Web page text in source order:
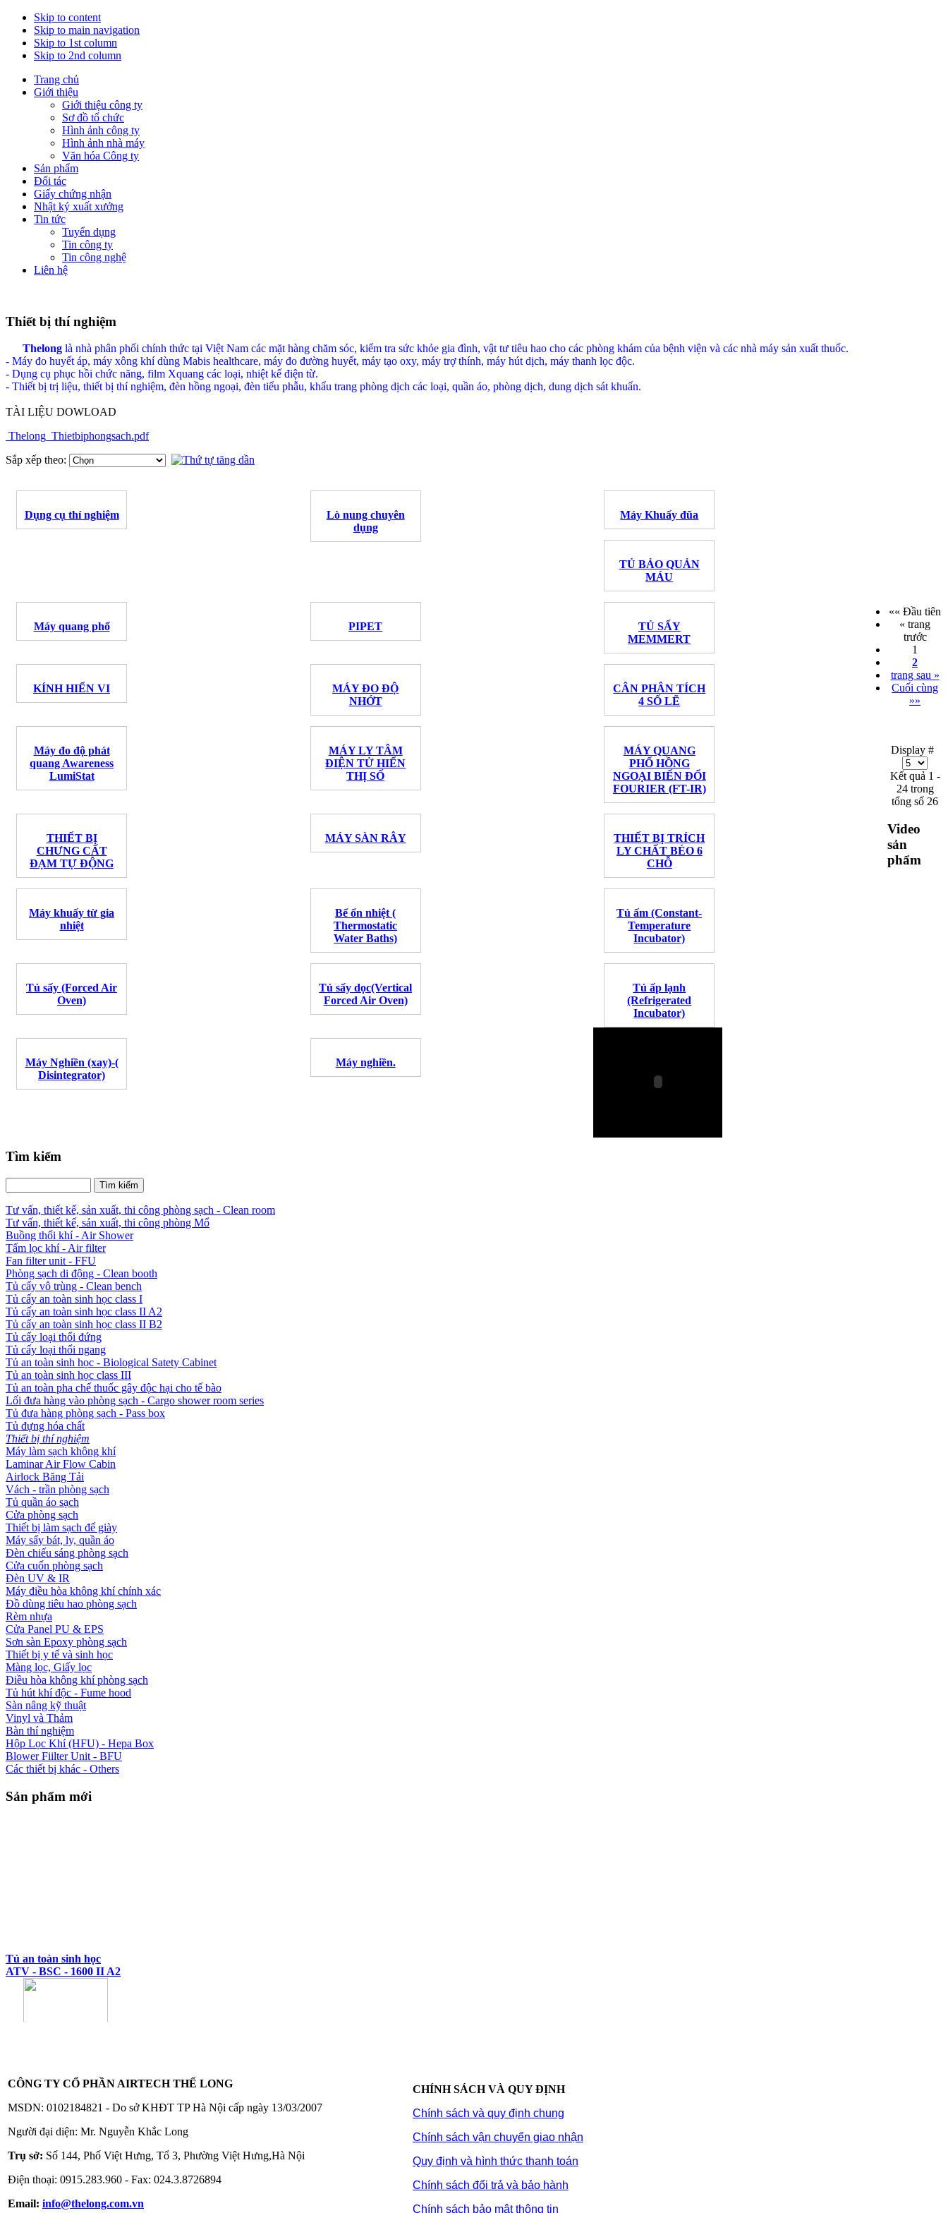
Skip to content
Skip to main navigation
Skip to 1st column
Skip to 2nd column
Trang chủ
Giới thiệu
Giới thiệu công ty
Sơ đồ tổ chức
Hình ảnh công ty
Hình ảnh nhà máy
Văn hóa Công ty
Sản phẩm
Đối tác
Giấy chứng nhận
Nhật ký xuất xưởng
Tin tức
Tuyển dụng
Tin công ty
Tin công nghệ
Liên hệ
Thiết bị thí nghiệm
Thelong là nhà phân phối chính thức tại Việt Nam các mặt hàng chăm sóc, kiểm tra sức khỏe gia đình, vật tư tiêu hao cho các phòng khám của bệnh viện và các nhà máy sản xuất thuốc.
- Máy đo huyết áp, máy xông khí dùng Mabis healthcare, máy đo đường huyết, máy tạo oxy, máy trợ thính, máy hút dịch, máy thanh lọc độc.
- Dụng cụ phục hồi chức năng, film Xquang các loại, nhiệt kế điện từ.
- Thiết bị trị liệu, thiết bị thí nghiệm, đèn hồng ngoại, đèn tiểu phẫu, khẩu trang phòng dịch các loại, quần áo, phòng dịch, dung dịch sát khuẩn.
TÀI LIỆU DOWLOAD
Thelong_Thietbiphongsach.pdf
Sắp xếp theo:
Dụng cụ thí nghiệm
Lò nung chuyên
dụng
Máy Khuấy đũa
TỦ BẢO QUẢN
MÁU
Máy quang phổ PIPET
TỦ SẤY
MEMMERT
KÍNH HIỂN VI
MÁY ĐO ĐỘ
NHỚT
CÂN PHÂN TÍCH
4 SỐ LẼ
Máy đo độ phát
quang Awareness
LumiStat
MÁY LY TÂM
ĐIỆN TỬ HIỂN
THỊ SỐ
MÁY QUANG
PHỔ HỒNG
NGOẠI BIẾN ĐỔI
FOURIER (FT-IR)
THIẾT BỊ
CHƯNG CẤT
ĐẠM TỰ ĐỘNG
MÁY SÀN RÂY
THIẾT BỊ TRÍCH
LY CHẤT BÉO 6
CHỖ
Máy khuấy từ gia
nhiệt
Bể ổn nhiệt (
Thermostatic
Water Baths)
Tủ ấm (Constant-
Temperature
Incubator)
Tủ sấy (Forced Air
Oven)
Tủ sấy dọc(Vertical
Forced Air Oven)
Tủ ấp lạnh
(Refrigerated
Incubator)
Máy Nghiền (xay)-(
Disintegrator)
Máy nghiền.
«« Đầu tiên
« trang
trước
1
2
trang sau »
Cuối cùng
»»
Display #
Kết quả 1 -
24 trong
tổng số 26
Video
sản
phẩm
Tìm kiếm
Tư vấn, thiết kế, sản xuất, thi công phòng sạch - Clean room
Tư vấn, thiết kế, sản xuất, thi công phòng Mổ
Buồng thổi khí - Air Shower
Tấm lọc khí - Air filter
Fan filter unit - FFU
Phòng sạch di động - Clean booth
Tủ cấy vô trùng - Clean bench
Tủ cấy an toàn sinh học class I
Tủ cấy an toàn sinh học class II A2
Tủ cấy an toàn sinh học class II B2
Tủ cấy loại thổi đứng
Tủ cấy loại thổi ngang
Tủ an toàn sinh học - Biological Satety Cabinet
Tủ an toàn sinh học class III
Tủ an toàn pha chế thuốc gây độc hại cho tế bào
Lối đưa hàng vào phòng sạch - Cargo shower room series
Tủ đưa hàng phòng sạch - Pass box
Tủ đựng hóa chất
Thiết bị thí nghiệm
Máy làm sạch không khí
Laminar Air Flow Cabin
Airlock Băng Tải
Vách - trần phòng sạch
Tủ quần áo sạch
Cửa phòng sạch
Thiết bị làm sạch đế giày
Máy sấy bát, ly, quần áo
Đèn chiếu sáng phòng sạch
Cửa cuốn phòng sạch
Đèn UV & IR
Máy điều hòa không khí chính xác
Đồ dùng tiêu hao phòng sạch
Rèm nhựa
Cửa Panel PU & EPS
Sơn sàn Epoxy phòng sạch
Thiết bị y tế và sinh học
Màng lọc, Giấy lọc
Điều hòa không khí phòng sạch
Tủ hút khí độc - Fume hood
Sàn nâng kỹ thuật
Vinyl và Thảm
Bàn thí nghiệm
Hộp Lọc Khí (HFU) - Hepa Box
Blower Fiilter Unit - BFU
Các thiết bị khác - Others
Sản phẩm mới
ATV - BSC - 1600 II A2
Tủ an toàn sinh học
CÔNG TY CỔ PHẦN AIRTECH THẾ LONG
MSDN: 0102184821 - Do sở KHĐT TP Hà Nội cấp ngày 13/03/2007
Người đại diện: Mr. Nguyễn Khắc Long
Trụ sở: Số 144, Phố Việt Hưng, Tổ 3, Phường Việt Hưng,Hà Nội
Điện thoại: 0915.283.960 - Fax: 024.3.8726894
Email: info@thelong.com.vn
CHÍNH SÁCH VÀ QUY ĐỊNH
Chính sách và quy định chung
Chính sách vận chuyển giao nhận
Quy định và hình thức thanh toán
Chính sách đổi trả và bảo hành
Chính sách bảo mật thông tin